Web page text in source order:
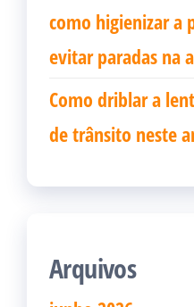
como higienizar a
evitar paradas na
Como driblar a
de trânsito neste
Arquivos